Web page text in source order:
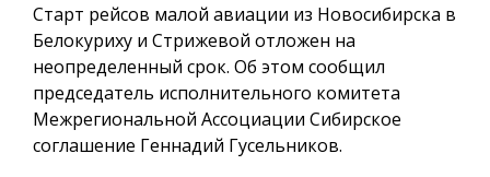
Старт рейсов малой авиации из Новосибирска в
Белокуриху и Стрижевой отложен на
неопределенный срок. Об этом сообщил
председатель исполнительного комитета
Межрегиональной Ассоциации Сибирское
соглашение Геннадий Гусельников.